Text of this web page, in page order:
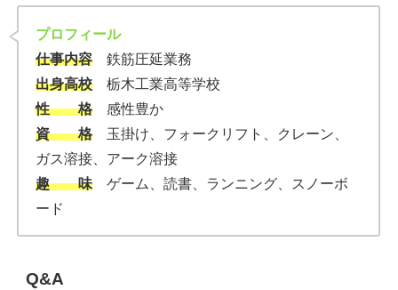
プロフィール
仕事内容 鉄筋圧延業務
出身高校 栃木工業高等学校
性 格 感性豊か
資 格 玉掛け、フォークリフト、クレーン、
ガス溶接、アーク溶接
趣 味 ゲーム、読書、ランニング、スノーボ
ード
Q&A